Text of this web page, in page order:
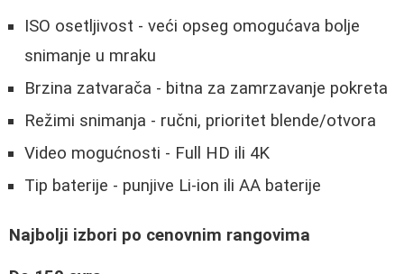
ISO osetljivost - veći opseg omogućava bolje
snimanje u mraku
Brzina zatvarača - bitna za zamrzavanje pokreta
Režimi snimanja - ručni, prioritet blende/otvora
Video mogućnosti - Full HD ili 4K
Tip baterije - punjive Li-ion ili AA baterije
Najbolji izbori po cenovnim rangovima